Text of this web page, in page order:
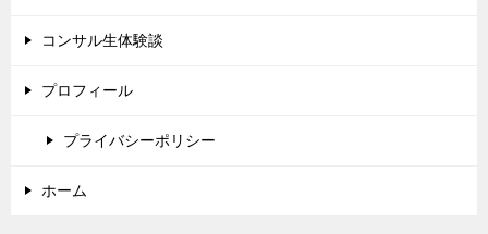
コンサル生体験談
プロフィール
プライバシーポリシー
ホーム